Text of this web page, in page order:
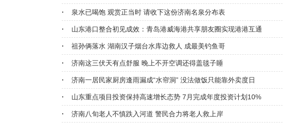
泉水已喝饱 观赏正当时 请收下这份济南名泉分布表
山东港口整合初见成效：青岛港威海港共享朋友圈实现港港互通
祖孙俩落水 湖南汉子烟台水库边救人 成最美钓鱼哥
济南这三伏天有点舒服 晚上不开空调还得盖毯子睡
济南一居民家厨房逢雨漏成“水帘洞” 没法做饭只能靠外卖度日
山东重点项目投资保持高速增长态势 7月完成年度投资计划10%
济南八旬老人不慎跌入河道 警民合力将老人救上岸